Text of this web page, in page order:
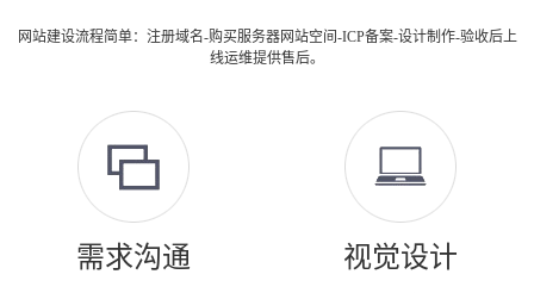
网站建设流程简单：注册域名-购买服务器网站空间-ICP备案-设计制作-验收后上
线运维提供售后。
需求沟通 视觉设计